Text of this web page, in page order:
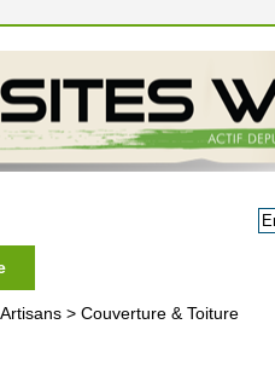
> Couverture & Toiture